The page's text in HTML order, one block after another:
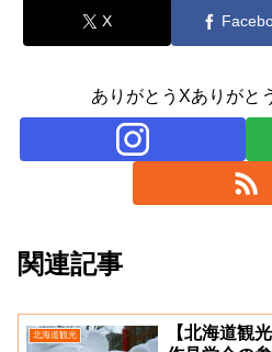
X
ありがとうXありがと
関連記事
北海道観光
【北海道観